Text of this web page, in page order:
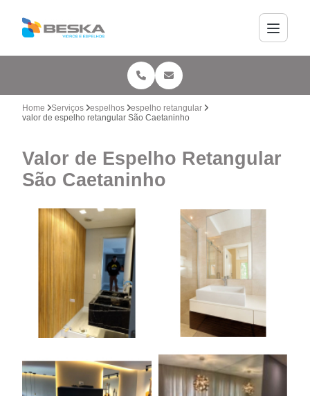
Home Serviços espelhos
espelho retangular
valor de espelho retangular São Caetaninho
Valor de Espelho Retangular
São Caetaninho